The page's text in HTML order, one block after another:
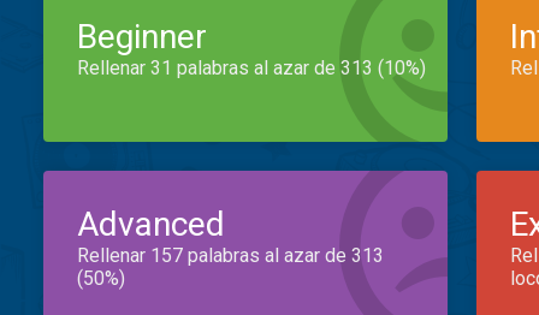
Beginner
Rellenar 31 palabras al azar de 313 (10%)
Advanced
Rellenar 157 palabras al azar de 313
(50%)